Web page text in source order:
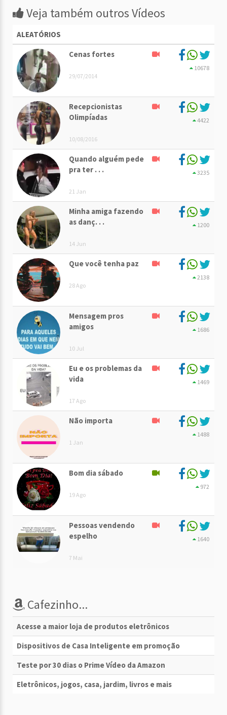
Veja também outros Vídeos
ALEATÓRIOS
Cenas fortes
29/07/2014
10678
Recepcionistas
Olimpíadas
10/08/2016
4422
Quando alguém pede
pra ter . . .
21 Jan
3235
Minha amiga fazendo
as danç. . .
14 Jun
1200
Que você tenha paz
28 Ago
2138
Mensagem pros
amigos
10 Jul
1686
Eu e os problemas da
vida
17 Ago
1469
Não importa
1 Jan
1488
Bom dia sábado
19 Ago
972
Pessoas vendendo
espelho
7 Mai
1640
Cafezinho...
Acesse a maior loja de produtos eletrônicos
Dispositivos de Casa Inteligente em promoção
Teste por 30 dias o Prime Vídeo da Amazon
Eletrônicos, jogos, casa, jardim, livros e mais